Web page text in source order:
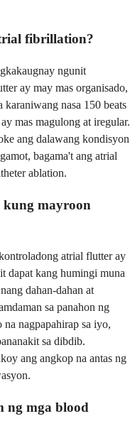
fibrillation?
ngunit
ay may mas organisado,
nasa 150 beats
mas magulong at iregular.
ang dalawang kondisyon
bagama't ang atrial
ablation.
kung mayroon
atrial flutter ay
dapat kang humingi muna
dahan-dahan at
sa panahon ng
nagpapahirap sa iyo,
sa dibdib.
ang angkop na antas ng
ng mga blood